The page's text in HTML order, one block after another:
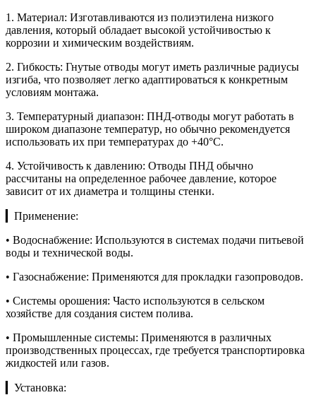
1. Материал: Изготавливаются из полиэтилена низкого
давления, который обладает высокой устойчивостью к
коррозии и химическим воздействиям.
2. Гибкость: Гнутые отводы могут иметь различные радиусы
изгиба, что позволяет легко адаптироваться к конкретным
условиям монтажа.
3. Температурный диапазон: ПНД-отводы могут работать в
широком диапазоне температур, но обычно рекомендуется
использовать их при температурах до +40°C.
4. Устойчивость к давлению: Отводы ПНД обычно
рассчитаны на определенное рабочее давление, которое
зависит от их диаметра и толщины стенки.
▎Применение:
• Водоснабжение: Используются в системах подачи питьевой
воды и технической воды.
• Газоснабжение: Применяются для прокладки газопроводов.
• Системы орошения: Часто используются в сельском
хозяйстве для создания систем полива.
• Промышленные системы: Применяются в различных
производственных процессах, где требуется транспортировка
жидкостей или газов.
▎Установка: